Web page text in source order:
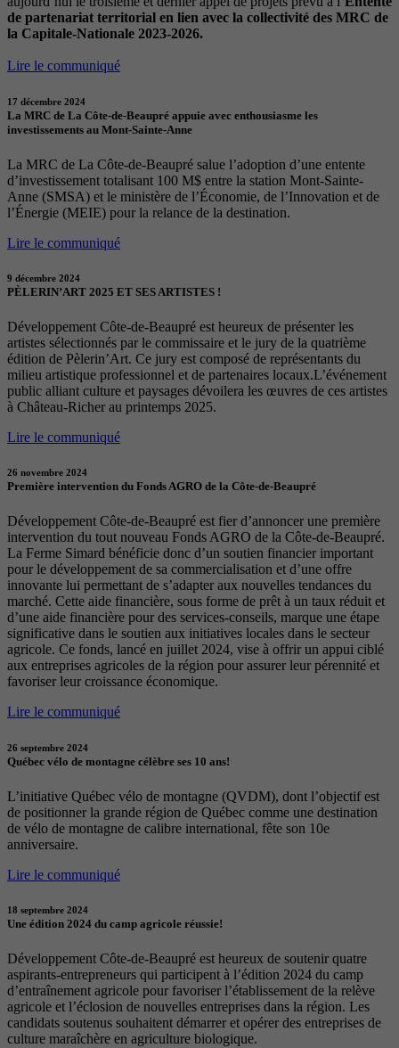
de partenariat territorial en lien avec la collectivité des MRC de
la Capitale-Nationale 2023-2026.
Lire le communiqué
17 décembre 2024
La MRC de La Côte-de-Beaupré appuie avec enthousiasme les
investissements au Mont-Sainte-Anne
La MRC de La Côte-de-Beaupré salue l’adoption d’une entente
d’investissement totalisant 100 M$ entre la station Mont-Sainte-
Anne (SMSA) et le ministère de l’Économie, de l’Innovation et de
l’Énergie (MEIE) pour la relance de la destination.
Lire le communiqué
9 décembre 2024
PÈLERIN’ART 2025 ET SES ARTISTES !
Développement Côte-de-Beaupré est heureux de présenter les
artistes sélectionnés par le commissaire et le jury de la quatrième
édition de Pèlerin’Art. Ce jury est composé de représentants du
milieu artistique professionnel et de partenaires locaux.L’événement
public alliant culture et paysages dévoilera les œuvres de ces artistes
à Château-Richer au printemps 2025.
Lire le communiqué
26 novembre 2024
Première intervention du Fonds AGRO de la Côte-de-Beaupré
Développement Côte-de-Beaupré est fier d’annoncer une première
intervention du tout nouveau Fonds AGRO de la Côte-de-Beaupré.
La Ferme Simard bénéficie donc d’un soutien financier important
pour le développement de sa commercialisation et d’une offre
innovante lui permettant de s’adapter aux nouvelles tendances du
marché. Cette aide financière, sous forme de prêt à un taux réduit et
d’une aide financière pour des services-conseils, marque une étape
significative dans le soutien aux initiatives locales dans le secteur
agricole. Ce fonds, lancé en juillet 2024, vise à offrir un appui ciblé
aux entreprises agricoles de la région pour assurer leur pérennité et
favoriser leur croissance économique.
Lire le communiqué
26 septembre 2024
Québec vélo de montagne célèbre ses 10 ans!
L’initiative Québec vélo de montagne (QVDM), dont l’objectif est
de positionner la grande région de Québec comme une destination
de vélo de montagne de calibre international, fête son 10e
anniversaire.
Lire le communiqué
18 septembre 2024
Une édition 2024 du camp agricole réussie!
Développement Côte-de-Beaupré est heureux de soutenir quatre
aspirants-entrepreneurs qui participent à l’édition 2024 du camp
d’entraînement agricole pour favoriser l’établissement de la relève
agricole et l’éclosion de nouvelles entreprises dans la région. Les
candidats soutenus souhaitent démarrer et opérer des entreprises de
culture maraîchère en agriculture biologique.